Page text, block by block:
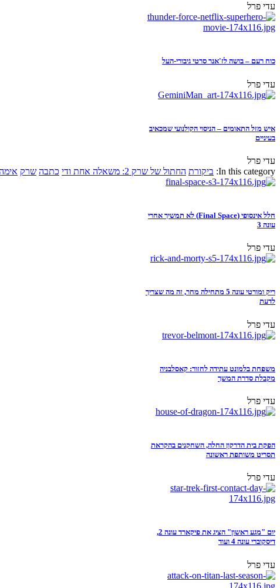
עדי פרל
כוח רעם – בושה לז'אנר סרטי גיבורי-העל
עדי פרל
איש מזל התאומים – הניסוי הקולנועי שמכאיב
בעיניים
עדי פרל
In this category: ביקורת החתול של שרק 2: משאלה אחת ודי כתבה שרק
חלל אינסופי (Final Space) לא תמשיך אחרי
עונה 3
עדי פרל
ריק ומורטי עונה 5 מתחילה מחר, זה מה שצריך
לדעת
עדי פרל
משפחת בלמונט עתידה לחזור: קאסלבניה
מקבלת סדרת המשך
עדי פרל
הפקת בית הדרקון החלה, השחקנים בהקראת
תסריט משותפת ראשונה
עדי פרל
יום "מגע ראשון" הציג את פיקארד עונה 2,
דיסקוברי עונה 4 ועוד
עדי פרל